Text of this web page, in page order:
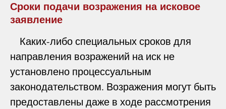
Сроки подачи возражения на исковое
заявление
Каких-либо специальных сроков для
направления возражений на иск не
установлено процессуальным
законодательством. Возражения могут быть
предоставлены даже в ходе рассмотрения